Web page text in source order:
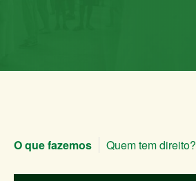
O que fazemos Quem tem direito?